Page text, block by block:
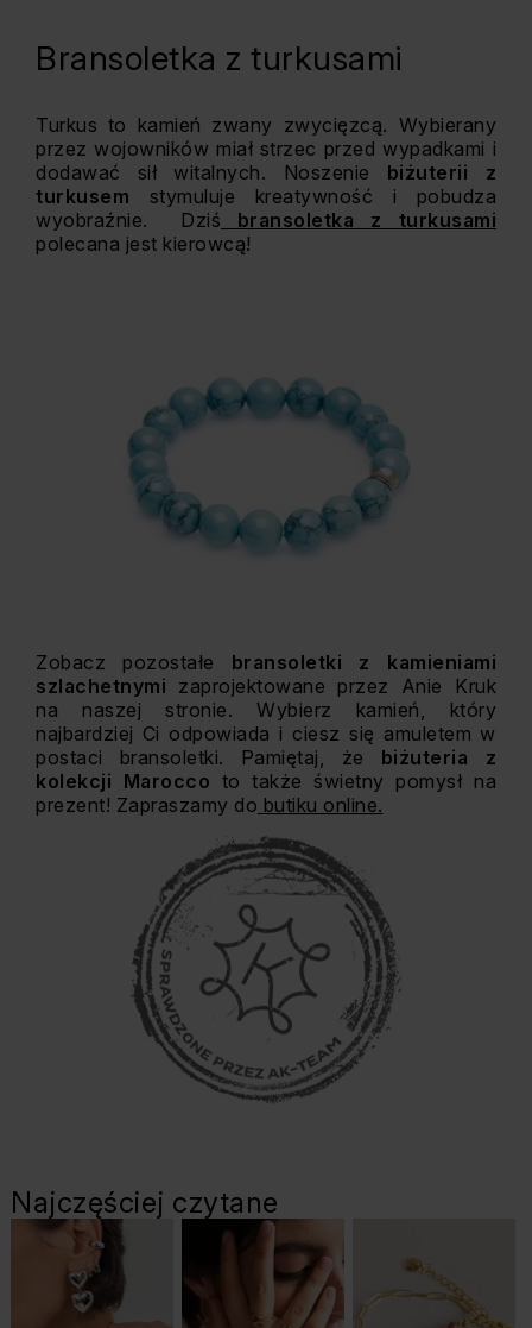
Bransoletka z turkusami
Turkus to kamień zwany zwycięzcą. Wybierany
przez wojowników miał strzec przed wypadkami i
dodawać sił witalnych. Noszenie biżuterii z
turkusem stymuluje kreatywność i pobudza
wyobraźnie. Dziś bransoletka z turkusami
polecana jest kierowcą!
Zobacz pozostałe bransoletki z kamieniami
szlachetnymi zaprojektowane przez Anie Kruk
na naszej stronie. Wybierz kamień, który
najbardziej Ci odpowiada i ciesz się amuletem w
postaci bransoletki. Pamiętaj, że biżuteria z
kolekcji Marocco to także świetny pomysł na
prezent! Zapraszamy do butiku online.
Najczęściej czytane